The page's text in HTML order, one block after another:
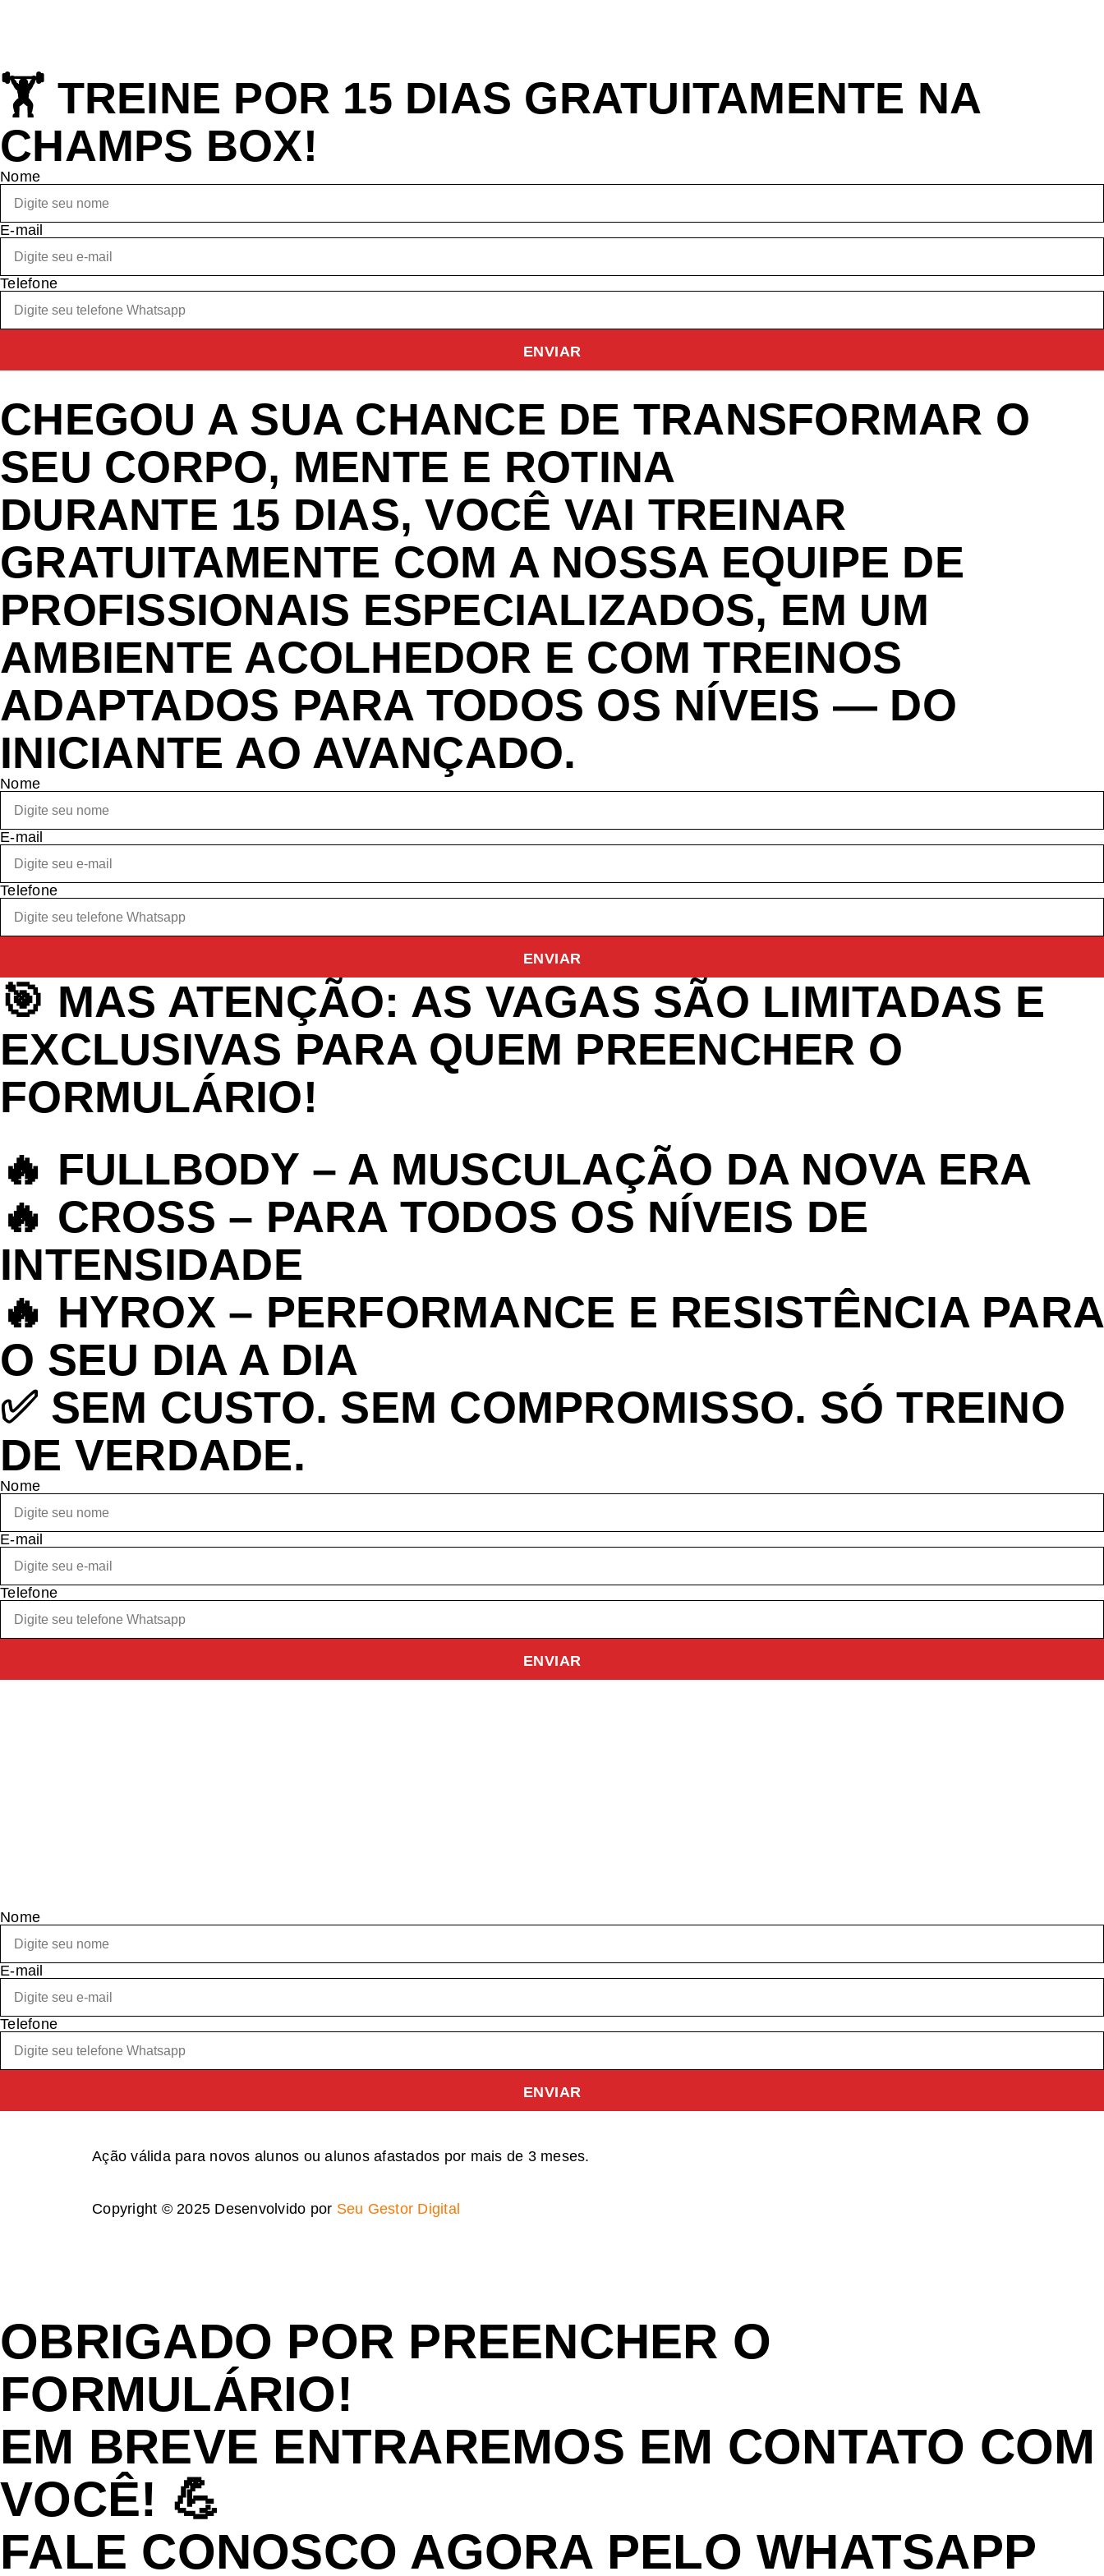
🏋️ TREINE POR 15 DIAS GRATUITAMENTE NA
CHAMPS BOX!
Nome
E-mail
Telefone
ENVIAR
CHEGOU A SUA CHANCE DE TRANSFORMAR O
SEU CORPO, MENTE E ROTINA
DURANTE 15 DIAS, VOCÊ VAI TREINAR
GRATUITAMENTE COM A NOSSA EQUIPE DE
PROFISSIONAIS ESPECIALIZADOS, EM UM
AMBIENTE ACOLHEDOR E COM TREINOS
ADAPTADOS PARA TODOS OS NÍVEIS — DO
INICIANTE AO AVANÇADO.
Nome
E-mail
Telefone
ENVIAR
🎯 MAS ATENÇÃO: AS VAGAS SÃO LIMITADAS E
EXCLUSIVAS PARA QUEM PREENCHER O
FORMULÁRIO!
🔥 FULLBODY – A MUSCULAÇÃO DA NOVA ERA
🔥 CROSS – PARA TODOS OS NÍVEIS DE
INTENSIDADE
🔥 HYROX – PERFORMANCE E RESISTÊNCIA PARA
O SEU DIA A DIA
✅ SEM CUSTO. SEM COMPROMISSO. SÓ TREINO
DE VERDADE.
Nome
E-mail
Telefone
ENVIAR
Nome
E-mail
Telefone
ENVIAR
Ação válida para novos alunos ou alunos afastados por mais de 3 meses.
Copyright © 2025 Desenvolvido por Seu Gestor Digital
OBRIGADO POR PREENCHER O
FORMULÁRIO!
EM BREVE ENTRAREMOS EM CONTATO COM
VOCÊ! 💪
FALE CONOSCO AGORA PELO WHATSAPP